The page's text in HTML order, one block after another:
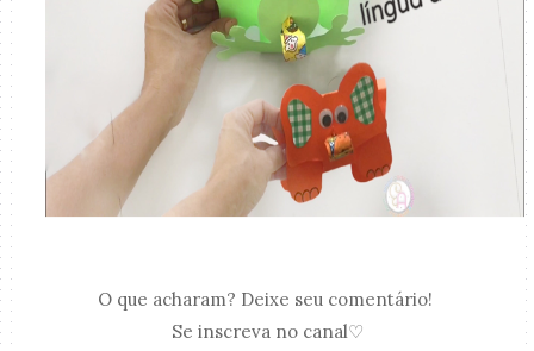
O que acharam? Deixe seu comentário!
Se inscreva no canal♡